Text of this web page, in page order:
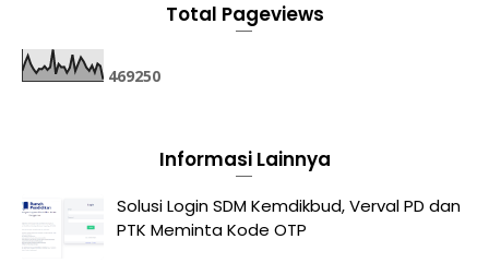
Total Pageviews
469250
Informasi Lainnya
Solusi Login SDM Kemdikbud, Verval PD dan
PTK Meminta Kode OTP